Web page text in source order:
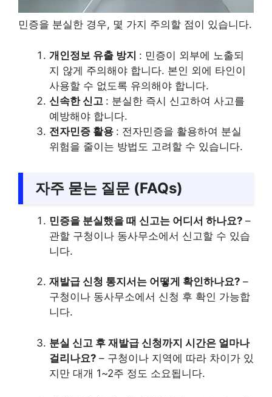
민증을 분실한 경우, 몇 가지 주의할 점이 있습니다.
개인정보 유출 방지 : 민증이 외부에 노출되
지 않게 주의해야 합니다. 본인 외에 타인이
사용할 수 없도록 유의해야 합니다.
신속한 신고 : 분실한 즉시 신고하여 사고를
예방해야 합니다.
전자민증 활용 : 전자민증을 활용하여 분실
위험을 줄이는 방법도 고려할 수 있습니다.
자주 묻는 질문 (FAQs)
민증을 분실했을 때 신고는 어디서 하나요? –
관할 구청이나 동사무소에서 신고할 수 있습
니다.
재발급 신청 통지서는 어떻게 확인하나요? –
구청이나 동사무소에서 신청 후 확인 가능합
니다.
분실 신고 후 재발급 신청까지 시간은 얼마나
걸리나요? – 구청이나 지역에 따라 차이가 있
지만 대개 1~2주 정도 소요됩니다.